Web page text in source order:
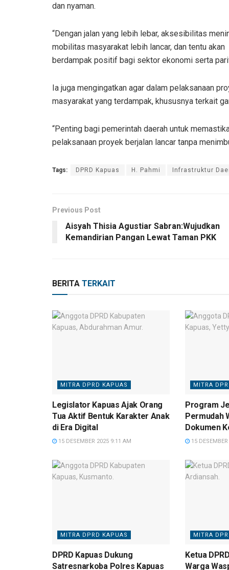
dan nyaman.
“Dengan jalan yang lebih lebar, aksesibilitas
mobilitas masyarakat lebih lancar, dan tentu akan
berdampak positif bagi sektor ekonomi serta
Ia juga mengingatkan agar dalam pelaksanaan
masyarakat yang terdampak, khususnya terkait
“Penting bagi pemerintah daerah untuk
pelaksanaan proyek berjalan lancar tanpa
Tags: DPRD Kapuas H. Pahmi Infrastruktur
Previous Post
Aisyah Thisia Agustiar Sabran:Wujudkan
Kemandirian Pangan Lewat Taman PKK
BERITA TERKAIT
MITRA DPRD KAPUAS
Legislator Kapuas Ajak Orang
Tua Aktif Bentuk Karakter Anak
di Era Digital
15 DESEMBER 2025 9:11 AM
MITRA
Program
Permudah
Dokumen
15
MITRA DPRD KAPUAS
DPRD Kapuas Dukung
Satresnarkoba Polres Kapuas
MITRA
Ketua
Warga